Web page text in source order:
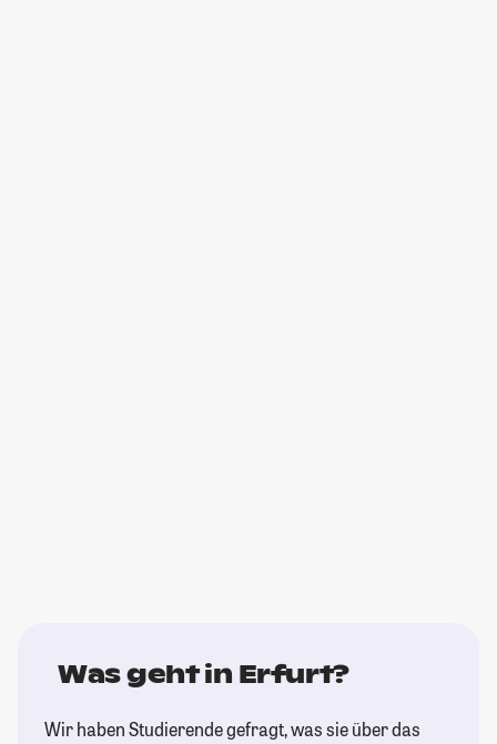
Was geht in Erfurt?
Wir haben Studierende gefragt, was sie über das